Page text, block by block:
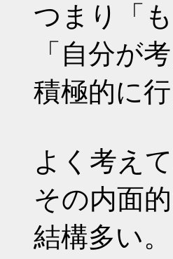
つまり「
「自分が
積極的に
よく考え
その内面
結構多い。